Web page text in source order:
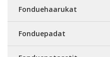
Fonduehaarukat
Fonduepadat